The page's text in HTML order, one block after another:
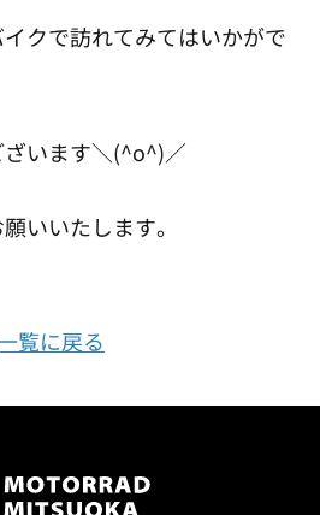
クで訪れてみてはいかがで
います＼(^o^)／
いいたします。
覧に戻る